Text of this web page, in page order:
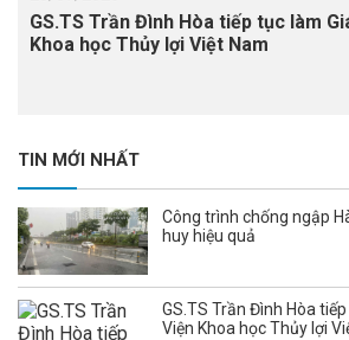
GS.TS Trần Đình Hòa tiếp tục làm
Khoa học Thủy lợi Việt Nam
TIN MỚI NHẤT
Công trình chống ngập
huy hiệu quả
GS.TS Trần Đình Hòa
Viện Khoa học Thủy lợi